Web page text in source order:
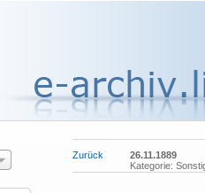
Zurück
26.11.1889
Kategorie: